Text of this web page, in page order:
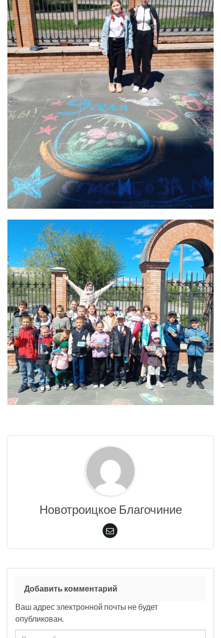
Новотроицкое Благочиние
Добавить комментарий
Ваш адрес электронной почты не будет
опубликован.